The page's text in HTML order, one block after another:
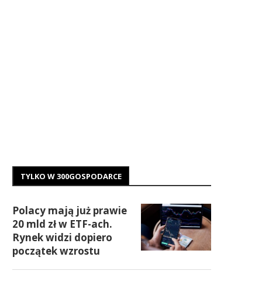
TYLKO W 300GOSPODARCE
Polacy mają już prawie
20 mld zł w ETF-ach.
Rynek widzi dopiero
początek wzrostu